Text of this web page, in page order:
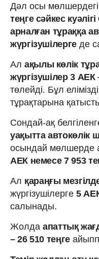
Дәл осы
теңге сәйкес
арналған тұраққа
жүргізушілергеде
Ал ақылы көлік
жүргізушілер 3 АЕК
төлейді. Бұл
тұрақтарына
Сондай-ақ
уақытта автокөлік
осындай мөлшерде
АЕК немесе 7 953
Ал қараңғы
жүргізушілерге 5
салынады.
Жолда апаттық
– 26 510 теңге